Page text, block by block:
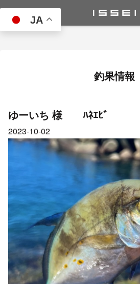
JA
釣果情報
ゆーいち 様 ﾊﾈｴﾋﾞ
2023-10-02